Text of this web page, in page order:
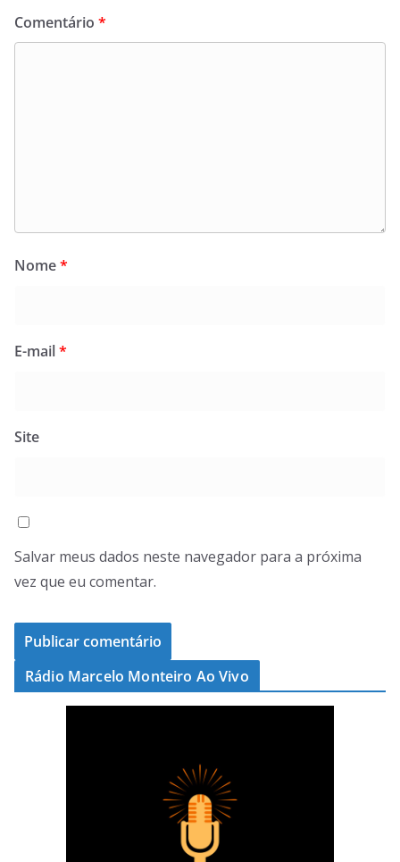
Comentário *
Nome*
E-mail*
Site
Salvar meus dados neste navegador para a próxima
vez que eu comentar.
Rádio Marcelo Monteiro Ao Vivo